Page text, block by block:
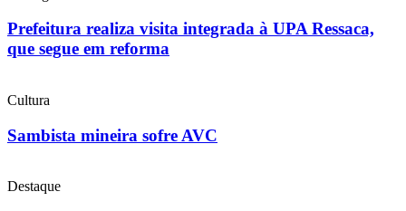
Prefeitura realiza visita integrada à UPA Ressaca,
que segue em reforma
Cultura
Sambista mineira sofre AVC
Destaque